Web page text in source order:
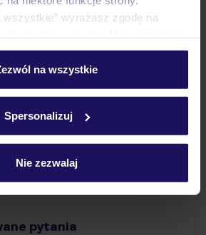
wszystkie” wyrażasz zgodę na
wybór wchodząc w zakładkę
o plikach cookie znajdziesz
na wszystkie
Spersonalizuj
Nie zezwalaj
pytania